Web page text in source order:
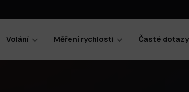
Volání Měření rychlosti Časté dotazy